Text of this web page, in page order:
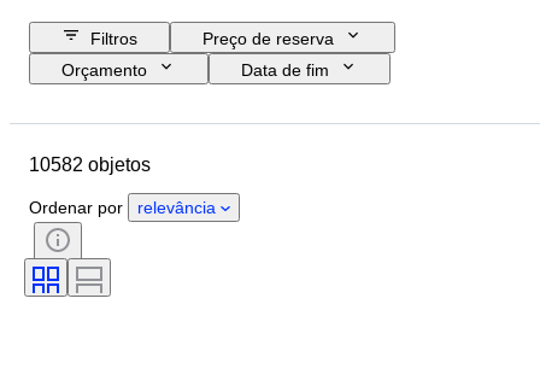
Filtros
Preço de reserva
Orçamento
Data de fim
Comprimento da bracelete do relógio
País de origem
Material
Género
Período
Edição
10582 objetos
Ordenar por relevância